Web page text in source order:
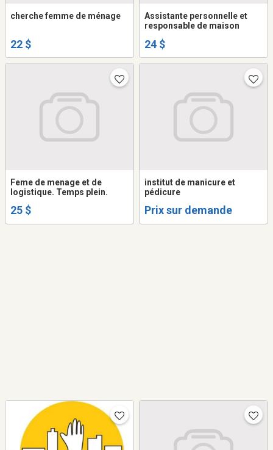
cherche femme de ménage
22 $
Assistante personnelle et
responsable de maison
24 $
Feme de menage et de
logistique. Temps plein.
25 $
institut de manicure et
pédicure
Prix sur demande